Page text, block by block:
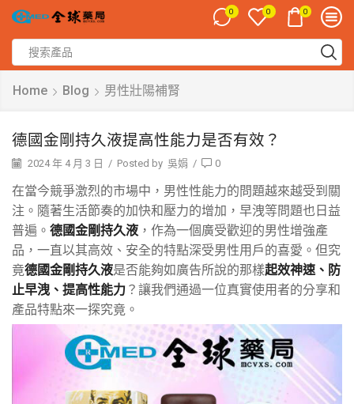
0 0 0
Home Blog 男性壯陽補腎
德國金剛持久液提高性能力是否有效？
2024 年 4 月 3 日 / Posted by 吳娟 / 0
在當今競爭激烈的市場中，男性性能力的問題越來越受到關
注。隨著生活節奏的加快和壓力的增加，早洩等問題也日益
普遍。 德國金剛持久液 ，作為一個廣受歡迎的男性增強產
品，一直以其高效、安全的特點深受男性用戶的喜愛。但究
竟德國金剛持久液是否能夠如廣告所說的那樣起效神速、防
止早洩、提高性能力 ？讓我們通過一位真實使用者的分享和
產品特點來一探究竟。